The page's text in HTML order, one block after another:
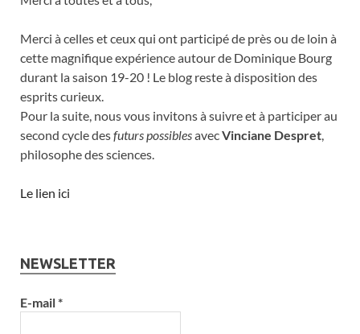
Merci à celles et ceux qui ont participé de près ou de loin à
cette magnifique expérience autour de Dominique Bourg
durant la saison 19-20 ! Le blog reste à disposition des
esprits curieux.
Pour la suite, nous vous invitons à suivre et à participer au
second cycle desfuturs possiblesavecVinciane Despret,
philosophe des sciences.
Le lien ici
NEWSLETTER
E-mail*